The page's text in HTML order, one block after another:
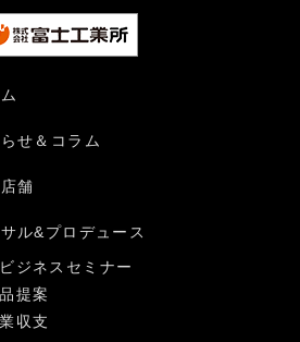
せ＆コラム
舗
ル&プロデュース
ジネスセミナー
提案
収支